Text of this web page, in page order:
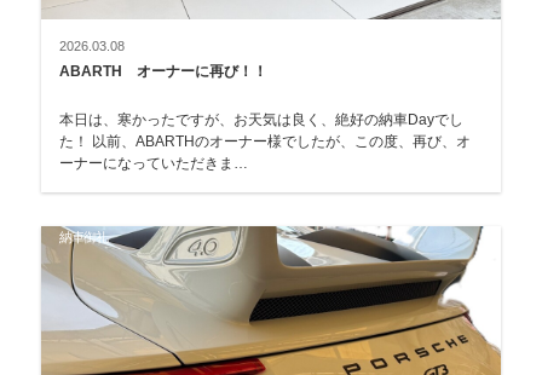
2026.03.08
ABARTH オーナーに再び！！
本日は、寒かったですが、お天気は良く、絶好の納車Dayでし
た！ 以前、ABARTHのオーナー様でしたが、この度、再び、オ
ーナーになっていただきま…
納車御礼